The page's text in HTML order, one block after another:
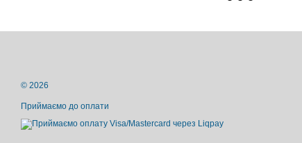
© 2026
Приймаємо до оплати